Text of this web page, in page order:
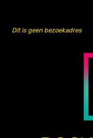
Dit is geen bezoekadres